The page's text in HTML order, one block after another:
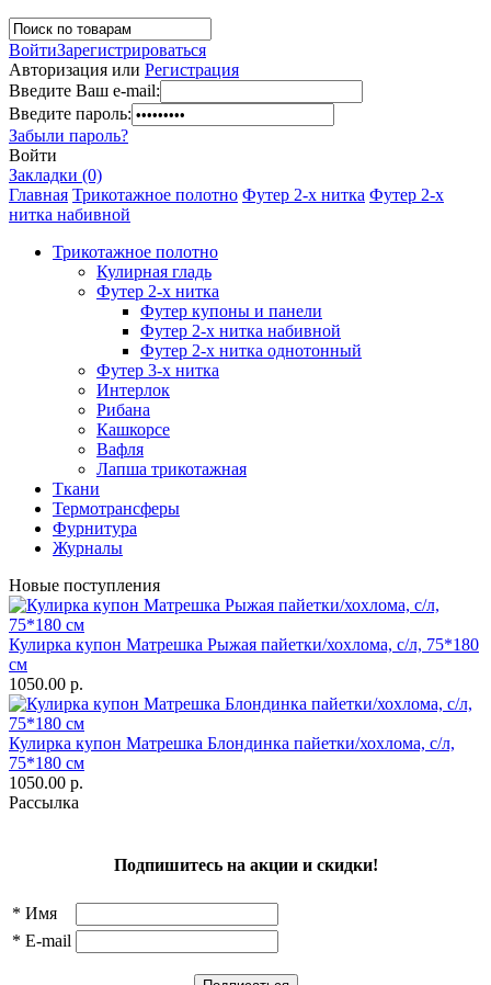
ВойтиЗарегистрироваться
Авторизация или Регистрация
Введите Ваш e-mail:
Введите пароль:
Забыли пароль?
Войти
Закладки (0)
Главная Трикотажное полотно Футер 2-х нитка Футер 2-х
нитка набивной
Трикотажное полотно
Кулирная гладь
Футер 2-х нитка
Футер купоны и панели
Футер 2-х нитка набивной
Футер 2-х нитка однотонный
Футер 3-х нитка
Интерлок
Рибана
Кашкорсе
Вафля
Лапша трикотажная
Ткани
Термотрансферы
Фурнитура
Журналы
Новые поступления
Кулирка купон Матрешка Рыжая пайетки/хохлома, с/л, 75*180
см
1050.00 р.
Кулирка купон Матрешка Блондинка пайетки/хохлома, с/л,
75*180 см
1050.00 р.
Рассылка
Подпишитесь на акции и скидки!
* Имя
* E-mail